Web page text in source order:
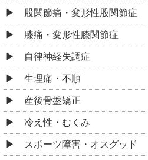
股関節痛・変形性股関節症
膝痛・変形性膝関節症
自律神経失調症
生理痛・不順
産後骨盤矯正
冷え性・むくみ
スポーツ障害・オスグッド